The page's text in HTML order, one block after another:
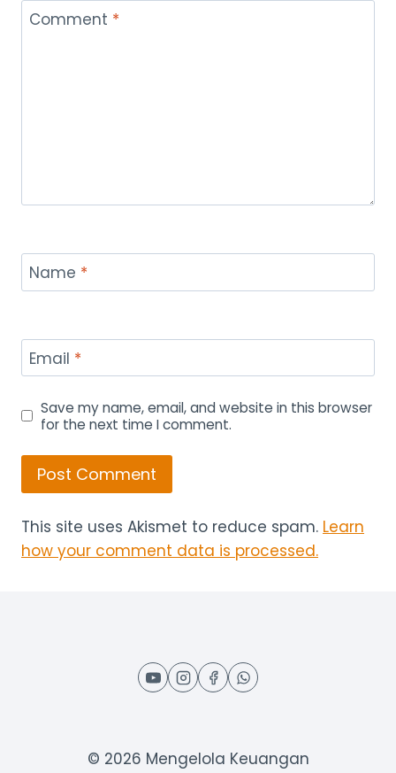
Comment *
Name *
Email *
Save my name, email, and website in this browser
for the next time I comment.
This site uses Akismet to reduce spam. Learn
how your comment data is processed.
© 2026 Mengelola Keuangan